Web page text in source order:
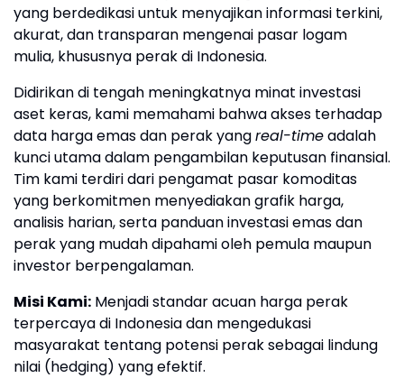
yang berdedikasi untuk menyajikan informasi terkini,
akurat, dan transparan mengenai pasar logam
mulia, khususnya perak di Indonesia.
Didirikan di tengah meningkatnya minat investasi
aset keras, kami memahami bahwa akses terhadap
data harga emas dan perak yangreal-timeadalah
kunci utama dalam pengambilan keputusan finansial.
Tim kami terdiri dari pengamat pasar komoditas
yang berkomitmen menyediakan grafik harga,
analisis harian, serta panduan investasi emas dan
perak yang mudah dipahami oleh pemula maupun
investor berpengalaman.
Misi Kami: Menjadi standar acuan harga perak
terpercaya di Indonesia dan mengedukasi
masyarakat tentang potensi perak sebagai lindung
nilai (hedging) yang efektif.